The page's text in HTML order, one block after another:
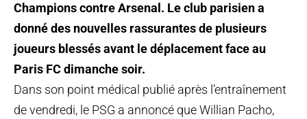
Champions contre Arsenal. Le club parisien a
donné des nouvelles rassurantes de plusieurs
joueurs blessés avant le déplacement face au
Paris FC dimanche soir.
Dans son point médical publié après l’entraînement
de vendredi, le PSG a annoncé que Willian Pacho,